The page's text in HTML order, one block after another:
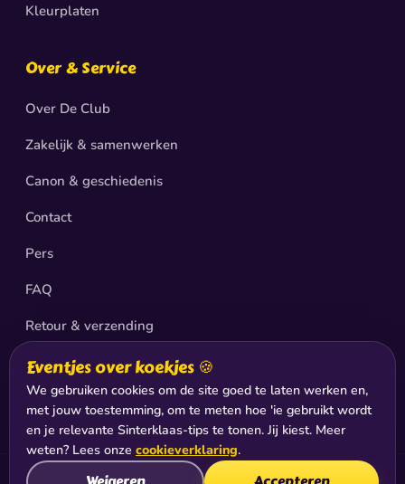
Kleurplaten
Over & Service
Over De Club
Zakelijk & samenwerken
Canon & geschiedenis
Contact
Pers
FAQ
Retour & verzending
Privacy
Sitemap
Eventjes over koekjes 🍪
We gebruiken cookies om de site goed te laten werken en,
met jouw toestemming, om te meten hoe 'ie gebruikt wordt
en je relevante Sinterklaas-tips te tonen. Jij kiest. Meer
weten? Lees onze cookieverklaring.